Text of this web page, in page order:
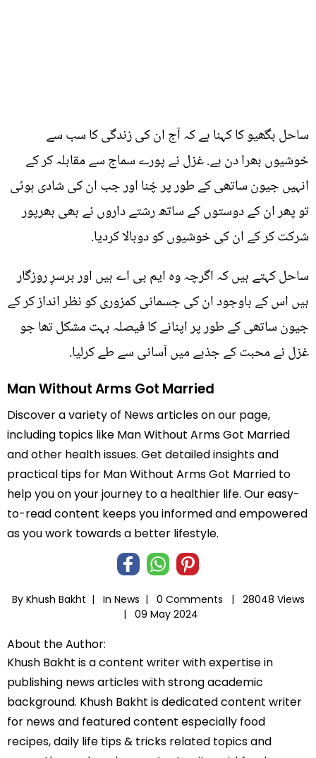
ساحل بگھیو کا کہنا ہے کہ آج ان کی زندگی کا سب سے
خوشیوں بھرا دن ہے. غزل نے پورے سماج سے مقابلہ کر کے
انہیں جیون ساتھی کے طور پر چُنا اور جب ان کی شادی ہوئی
تو پھر ان کے دوستوں کے ساتھ رشتے داروں نے بھی بھرپور
شرکت کر کے ان کی خوشیوں کو دوبالا کردیا.
ساحل کہتے ہیں کہ اگرچہ وہ ایم بی اے ہیں اور برسرِ روزگار
ہیں اس کے باوجود ان کی جسمانی کمزوری کو نظر انداز کر کے
جیون ساتھی کے طور پر اپنانے کا فیصلہ بہت مشکل تھا جو
غزل نے محبت کے جذبے میں آسانی سے طے کرلیا.
Man Without Arms Got Married
Discover a variety of News articles on our page,
including topics like Man Without Arms Got Married
and other health issues. Get detailed insights and
practical tips for Man Without Arms Got Married to
help you on your journey to a healthier life. Our easy-
to-read content keeps you informed and empowered
as you work towards a better lifestyle.
By Khush Bakht | In News | 0 Comments |
28048 Views
|
09 May 2024
About the Author:
Khush Bakht is a content writer with expertise in
publishing news articles with strong academic
background. Khush Bakht is dedicated content writer
for news and featured content especially food
recipes, daily life tips & tricks related topics and